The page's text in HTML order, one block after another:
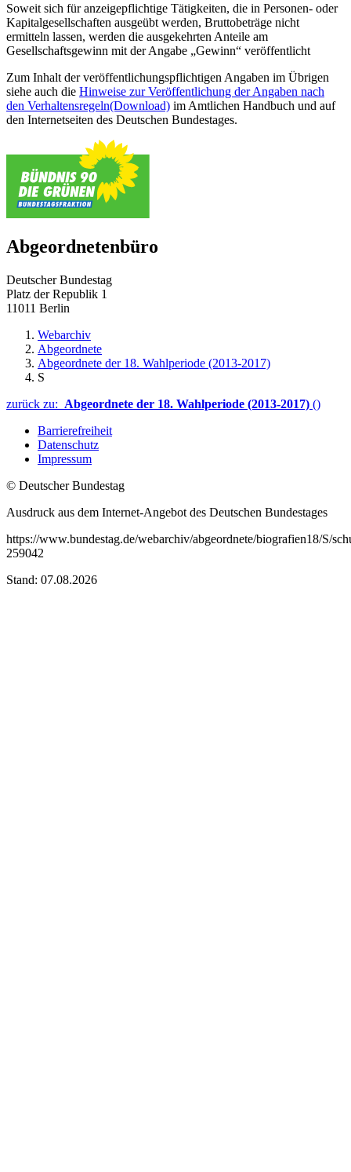
Soweit sich für anzeigepflichtige Tätigkeiten, die in Personen- oder
Kapitalgesellschaften ausgeübt werden, Bruttobeträge nicht
ermitteln lassen, werden die ausgekehrten Anteile am
Gesellschaftsgewinn mit der Angabe „Gewinn“ veröffentlicht
Zum Inhalt der veröffentlichungspflichtigen Angaben im Übrigen
siehe auch die Hinweise zur Veröffentlichung der Angaben nach
den Verhaltensregeln(Download) im Amtlichen Handbuch und auf
den Internetseiten des Deutschen Bundestages.
Abgeordnetenbüro
Deutscher Bundestag
Platz der Republik 1
11011 Berlin
Webarchiv
Abgeordnete
Abgeordnete der 18. Wahlperiode (2013-2017)
S
zurück zu: Abgeordnete der 18. Wahlperiode (2013-2017) ()
Barrierefreiheit
Datenschutz
Impressum
© Deutscher Bundestag
Ausdruck aus dem Internet-Angebot des Deutschen Bundestages
https://www.bundestag.de/webarchiv/abgeordnete/biografien18/S/
259042
Stand: 07.08.2026